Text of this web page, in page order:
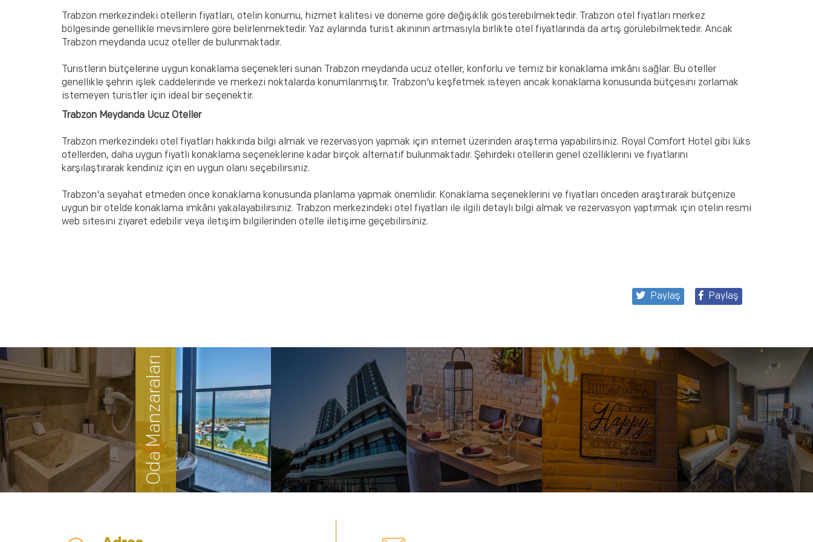
Trabzon merkezindeki otellerin fiyatları, otelin konumu, hizmet kalitesi ve döneme göre değişiklik gösterebilmektedir. Trabzon otel fiyatları merkez
bölgesinde genellikle mevsimlere göre belirlenmektedir. Yaz aylarında turist akınının artmasıyla birlikte otel fiyatlarında da artış görülebilmektedir. Ancak
Trabzon meydanda ucuz oteller de bulunmaktadır.
Turistlerin bütçelerine uygun konaklama seçenekleri sunan Trabzon meydanda ucuz oteller, konforlu ve temiz bir konaklama imkânı sağlar. Bu oteller
genellikle şehrin işlek caddelerinde ve merkezi noktalarda konumlanmıştır. Trabzon'u keşfetmek isteyen ancak konaklama konusunda bütçesini zorlamak
istemeyen turistler için ideal bir seçenektir.
Trabzon Meydanda Ucuz Oteller
Trabzon merkezindeki otel fiyatları hakkında bilgi almak ve rezervasyon yapmak için internet üzerinden araştırma yapabilirsiniz. Royal Comfort Hotel gibi lüks
otellerden, daha uygun fiyatlı konaklama seçeneklerine kadar birçok alternatif bulunmaktadır. Şehirdeki otellerin genel özelliklerini ve fiyatlarını
karşılaştırarak kendiniz için en uygun olanı seçebilirsiniz.
Trabzon'a seyahat etmeden önce konaklama konusunda planlama yapmak önemlidir. Konaklama seçeneklerini ve fiyatları önceden araştırarak bütçenize
uygun bir otelde konaklama imkânı yakalayabilirsiniz. Trabzon merkezindeki otel fiyatları ile ilgili detaylı bilgi almak ve rezervasyon yaptırmak için otelin resmi
web sitesini ziyaret edebilir veya iletişim bilgilerinden otelle iletişime geçebilirsiniz.
Paylaş
Paylaş
Oda Manzaraları